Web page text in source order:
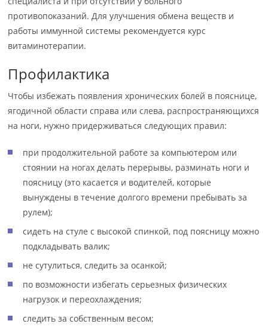
противопоказаний. Для улучшения обмена веществ и
работы иммунной системы рекомендуется курс
витаминотерапии.
Профилактика
Чтобы избежать появления хронических болей в пояснице,
ягодичной области справа или слева, распространяющихся
на ноги, нужно придерживаться следующих правил:
при продолжительной работе за компьютером или
стоянии на ногах делать перерывы, разминать ноги и
поясницу (это касается и водителей, которые
вынуждены в течение долгого времени пребывать за
рулем);
сидеть на стуле с высокой спинкой, под поясницу можно
подкладывать валик;
не сутулиться, следить за осанкой;
по возможности избегать серьезных физических
нагрузок и переохлаждения;
следить за собственным весом;